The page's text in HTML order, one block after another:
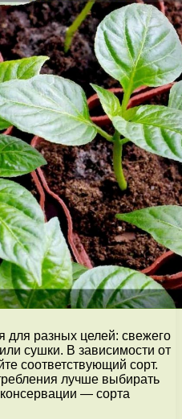
для разных целей: свежего
сушки. В зависимости от
соответствующий сорт.
лучше выбирать
— сорта